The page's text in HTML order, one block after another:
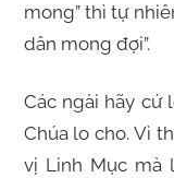
mong” thì tự
dân mong đợi”.
Các ngài hãy cứ
Chúa lo cho. Vì
vị Linh Mục mà